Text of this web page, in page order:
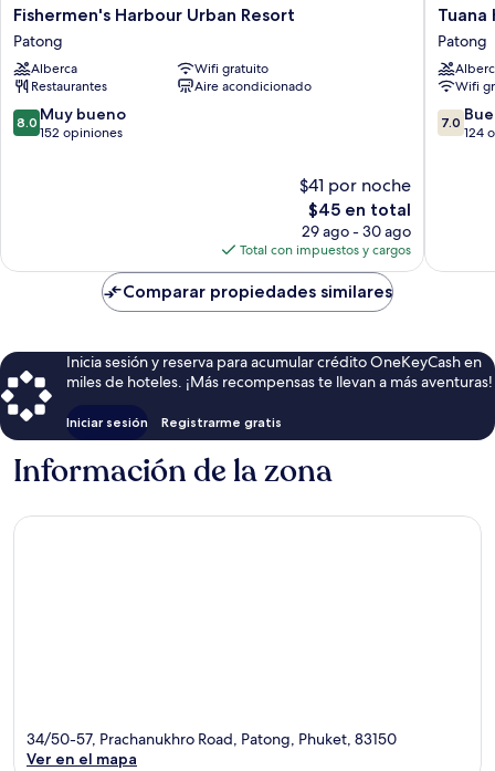
Fishermen's
Harbour
Urban
Resort
Patong
Fishermen's Harbour Urban Resort
Patong
Alberca
Wifi gratuito
Restaurantes
Aire acondicionado
8.0
de
8.0 Muy bueno
152 opiniones
$41 por noche
El
precio
actual
es
de
$45
$45 en total
29 ago - 30 ago
Total con impuestos y cargos
Tuana
Hotels
The
Natural
Resort
Patong
Tuana
Patong
Wifi
7.0
de
7.0
124
Comparar propiedades similares
Inicia sesión y reserva para acumular crédito OneKeyCash en
miles de hoteles. ¡Más recompensas te llevan a más aventuras!
Iniciar sesión Registrarme gratis
Información de la zona
34/50-57, Prachanukhro Road, Patong, Phuket, 83150
Ver en el mapa